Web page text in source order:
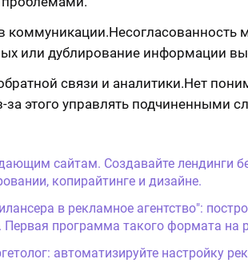
коммуникации.Несогласованность
или дублирование информации
связи и аналитики.Нет
за этого управлять подчиненными
сайтам. Создавайте лендинги
копирайтинге и дизайне.
в рекламное агентство":
Первая программа такого формата на
автоматизируйте настройку